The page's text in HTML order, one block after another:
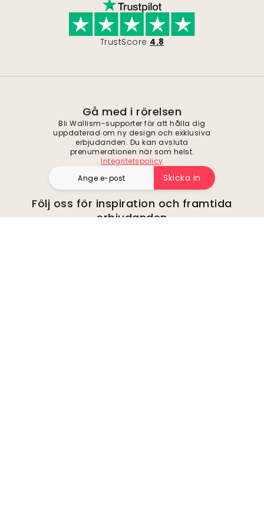
TrustScore 4.8
Gå med i rörelsen
Bli Wallism-supporter för att hålla dig
uppdaterad om ny design och exklusiva
erbjudanden. Du kan avsluta
prenumerationen när som helst.
Integritetspolicy
Skicka in
Följ oss för inspiration och framtida
erbjudanden